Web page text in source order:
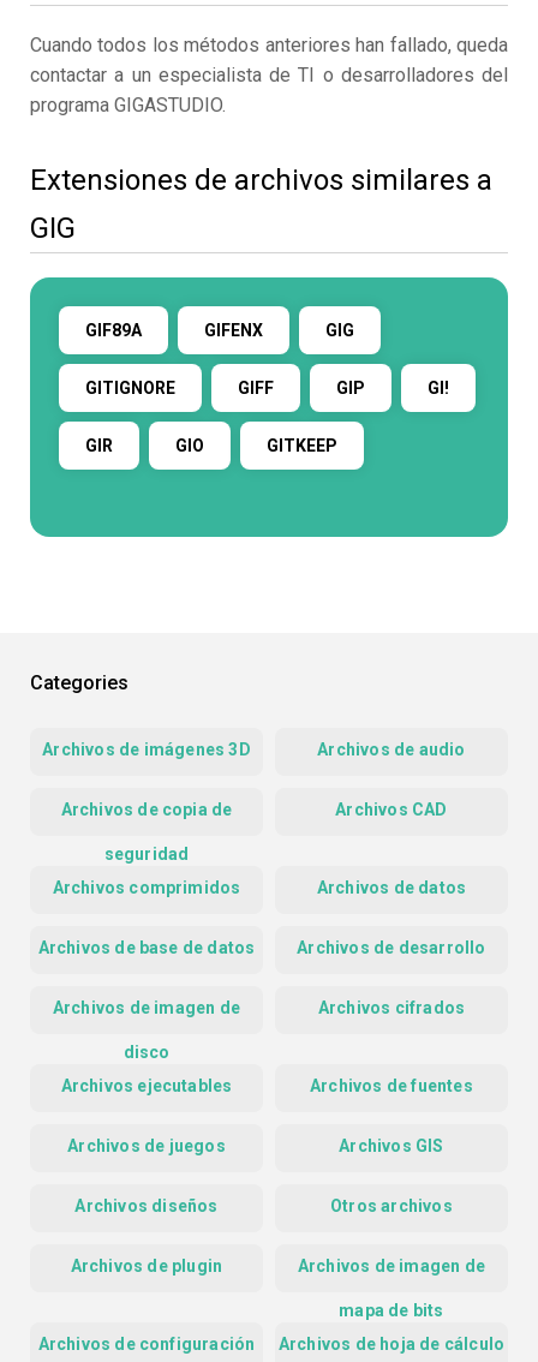
Cuando todos los métodos anteriores han fallado, queda
contactar a un especialista de TI o desarrolladores del
programa GIGASTUDIO.
Extensiones de archivos similares a
GIG
GIF89A GIFENX GIG
GITIGNORE GIFF GIP GI!
GIR GIO GITKEEP
Categories
Archivos de imágenes 3D Archivos de audio
Archivos de copia de
seguridad
Archivos CAD
Archivos comprimidos Archivos de datos
Archivos de base de datos Archivos de desarrollo
Archivos de imagen de
disco
Archivos cifrados
Archivos ejecutables Archivos de fuentes
Archivos de juegos Archivos GIS
Archivos diseños Otros archivos
Archivos de plugin Archivos de imagen de
mapa de bits
Archivos de configuración
Archivos de hoja de cálculo